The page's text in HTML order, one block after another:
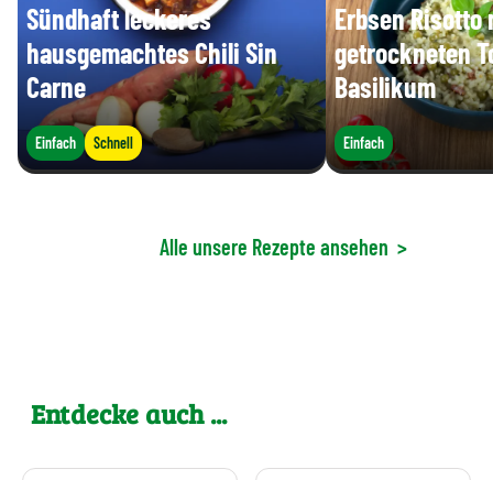
Sündhaft leckeres
hausgemachtes Chili Sin
Carne
Einfach Schnell
Erbsen Risotto
getrockneten
Basilikum
Einfach
Alle unsere Rezepte ansehen >
Entdecke auch ...